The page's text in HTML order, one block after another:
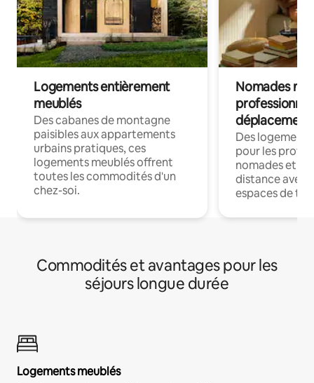
Logements entièrement
meublés
Des cabanes de montagne
paisibles aux appartements
urbains pratiques, ces
logements meublés offrent
toutes les commodités d'un
chez-soi.
Nomades
déplacement
Des
pour les
nomades et
distance avec
espaces de
Commodités et avantages pour les
séjours longue durée
Logements meublés